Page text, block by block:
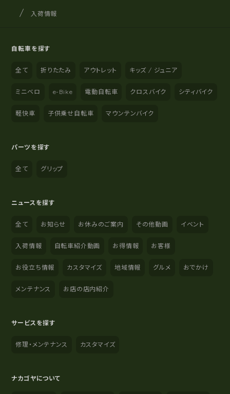
サイト内の現在地
サイクルショップナカゴヤ
入荷情報
自転車を探す
全て 折りたたみ アウトレット キッズ / ジュニア
ミニベロ e-Bike 電動自転車 クロスバイク シティバイク
軽快車 子供乗せ自転車 マウンテンバイク
パーツを探す
全て グリップ
ニュースを探す
全て お知らせ お休みのご案内 その他動画 イベント
入荷情報 自転車紹介動画 お得情報 お客様
お役立ち情報 カスタマイズ 地域情報 グルメ おでかけ
メンテナンス お店の店内紹介
サービスを探す
修理・メンテナンス カスタマイズ
ナカゴヤについて